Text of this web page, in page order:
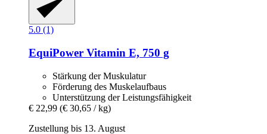
5.0 (1)
EquiPower Vitamin E, 750 g
Stärkung der Muskulatur
Förderung des Muskelaufbaus
Unterstützung der Leistungsfähigkeit
€ 22,99 (€ 30,65 / kg)
Zustellung bis 13. August